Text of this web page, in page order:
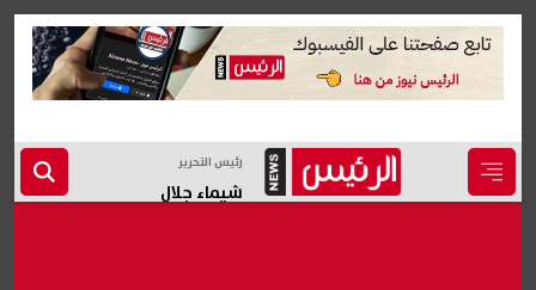
رئيس التحرير
شيماء جلال